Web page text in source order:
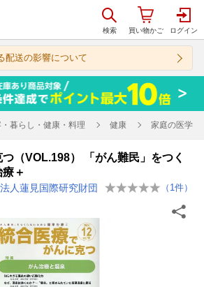
配送の影響について
暮らし・健康・料理 健康 家庭の医学
（VOL.198） 「がん難民」をつく
＋
人蓮見国際研究財団 （ 1 件）